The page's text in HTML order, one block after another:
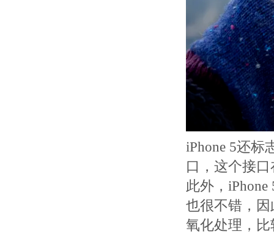
iPhone 5还标
口，这个接
此外，
也很不错，
氧化处理，